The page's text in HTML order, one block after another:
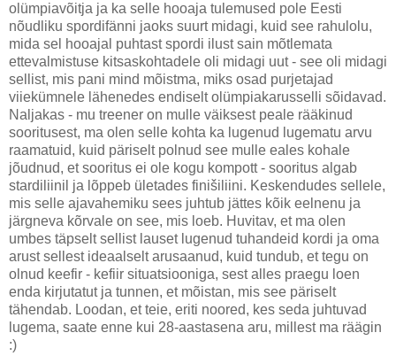
olümpiavõitja ja ka selle hooaja tulemused pole Eesti
nõudliku spordifänni jaoks suurt midagi, kuid see rahulolu,
mida sel hooajal puhtast spordi ilust sain mõtlemata
ettevalmistuse kitsaskohtadele oli midagi uut - see oli midagi
sellist, mis pani mind mõistma, miks osad purjetajad
viiekümnele lähenedes endiselt olümpiakarusselli sõidavad.
Naljakas - mu treener on mulle väiksest peale rääkinud
sooritusest, ma olen selle kohta ka lugenud lugematu arvu
raamatuid, kuid päriselt polnud see mulle eales kohale
jõudnud, et sooritus ei ole kogu kompott - sooritus algab
stardiliinil ja lõppeb ületades finišiliini. Keskendudes sellele,
mis selle ajavahemiku sees juhtub jättes kõik eelnenu ja
järgneva kõrvale on see, mis loeb. Huvitav, et ma olen
umbes täpselt sellist lauset lugenud tuhandeid kordi ja oma
arust sellest ideaalselt arusaanud, kuid tundub, et tegu on
olnud keefir - kefiir situatsiooniga, sest alles praegu loen
enda kirjutatut ja tunnen, et mõistan, mis see päriselt
tähendab. Loodan, et teie, eriti noored, kes seda juhtuvad
lugema, saate enne kui 28-aastasena aru, millest ma räägin
:)